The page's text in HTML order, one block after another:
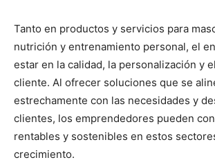
Tanto en productos y servicios para
nutrición y entrenamiento personal, el
estar en la calidad, la personalización y
cliente. Al ofrecer soluciones que se
estrechamente con las necesidades y
clientes, los emprendedores pueden
rentables y sostenibles en estos
crecimiento.